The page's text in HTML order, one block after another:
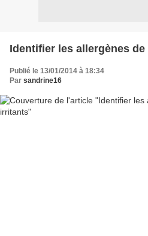
Identifier les allergènes
Publié le 13/01/2014 à 18:34
Par sandrine16